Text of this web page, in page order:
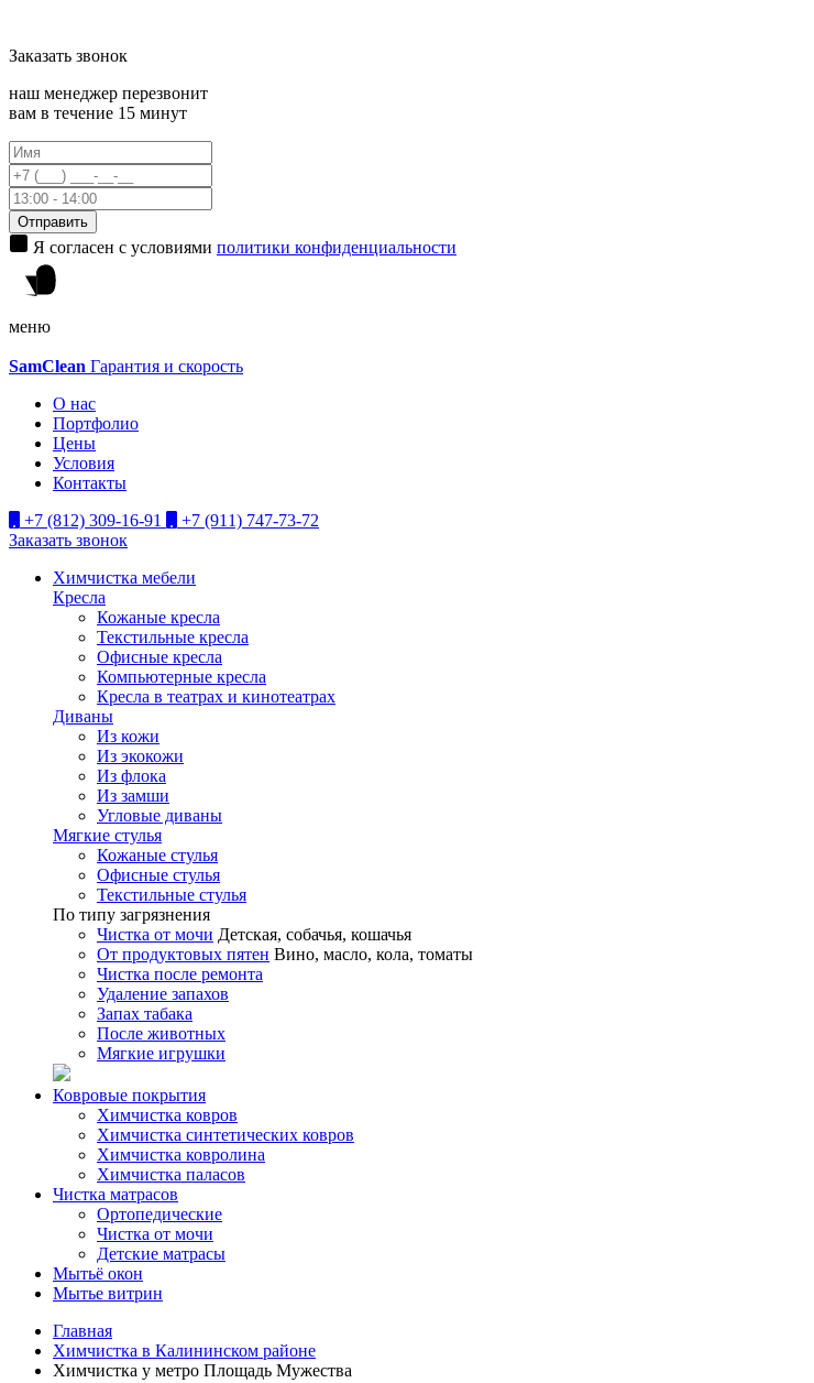
Заказать звонок
наш менеджер перезвонит
вам в течение 15 минут
Отправить
Я согласен с условиями политики конфиденциальности
меню
SamClean Гарантия и скорость
О нас
Портфолио
Цены
Условия
Контакты
+7 (812) 309-16-91
+7 (911) 747-73-72
Заказать звонок
Химчистка мебели
Кресла
Кожаные кресла
Текстильные кресла
Офисные кресла
Компьютерные кресла
Кресла в театрах и кинотеатрах
Диваны
Из кожи
Из экокожи
Из флока
Из замши
Угловые диваны
Мягкие стулья
Кожаные стулья
Офисные стулья
Текстильные стулья
По типу загрязнения
Чистка от мочи Детская, собачья, кошачья
От продуктовых пятен Вино, масло, кола, томаты
Чистка после ремонта
Удаление запахов
Запах табака
После животных
Мягкие игрушки
Ковровые покрытия
Химчистка ковров
Химчистка синтетических ковров
Химчистка ковролина
Химчистка паласов
Чистка матрасов
Ортопедические
Чистка от мочи
Детские матрасы
Мытьё окон
Мытье витрин
Главная
Химчистка в Калининском районе
Химчистка у метро Площадь Мужества